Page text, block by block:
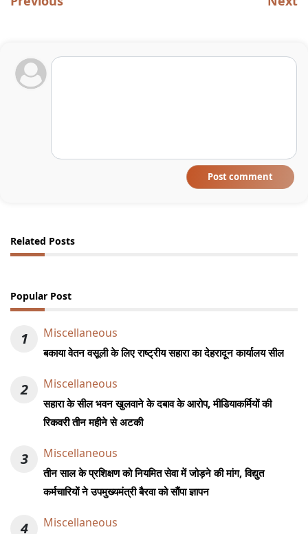
Post comment
Related Posts
Popular Post
1 Miscellaneous
बकाया वेतन वसूली के लिए राष्ट्रीय सहारा का देहरादून कार्यालय सील
2 Miscellaneous
सहारा के सील भवन खुलवाने के दबाव के आरोप, मीडियाकर्मियों की
रिकवरी तीन महीने से अटकी
3 Miscellaneous
तीन साल के प्रशिक्षण को नियमित सेवा में जोड़ने की मांग, विद्युत
कर्मचारियों ने उपमुख्यमंत्री बैरवा को सौंपा ज्ञापन
4 Miscellaneous